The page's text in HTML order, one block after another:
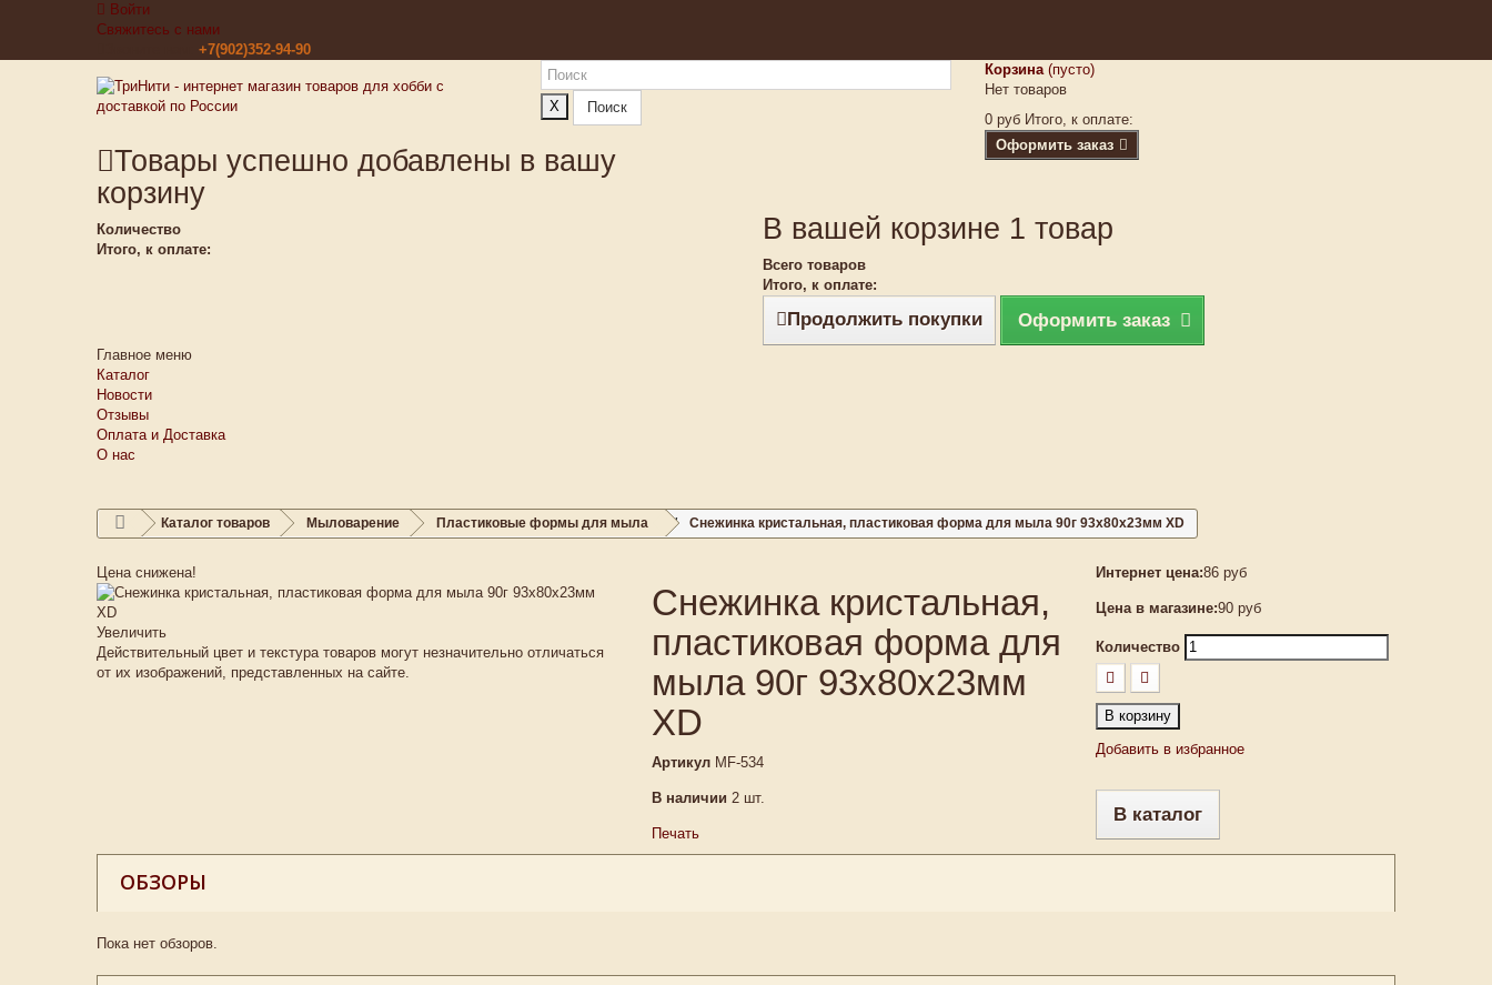
Войти
Свяжитесь с нами
+7(902)352-94-90
X Поиск
Корзина (пусто)
Нет товаров
0 руб Итого, к оплате:
Оформить заказ
Товары успешно добавлены в вашу
корзину
Количество
Итого, к оплате:
В вашей корзине 1 товар
Всего товаров
Итого, к оплате:
Продолжить покупки Оформить заказ
Главное меню
Каталог
Новости
Отзывы
Оплата и Доставка
О нас
Каталог товаров Мыловарение Пластиковые формы для мыла Снежинка кристальная, пластиковая форма для мыла 90г 93х80х23мм XD
Цена снижена!
Увеличить
Действительный цвет и текстура товаров могут незначительно отличаться
от их изображений, представленных на сайте.
Снежинка кристальная,
пластиковая форма для
мыла 90г 93х80х23мм
XD
Артикул MF-534
В наличии 2 шт.
Печать
Интернет цена:86 руб
Цена в магазине:90 руб
Количество
В корзину
Добавить в избранное
В каталог
ОБЗОРЫ
Пока нет обзоров.